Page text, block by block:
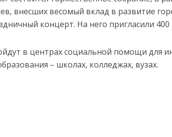
внесших весомый вклад в развитие
концерт. На него пригласили 400
в центрах социальной помощи для
– школах, колледжах, вузах.